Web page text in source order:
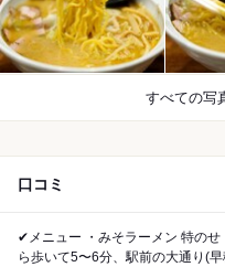
すべての写
口コミ
✔メニュー ・みそラーメン 特のせ：1,400円 ✔店 高田馬場駅 早稲田口か
ら歩いて5〜6分、駅前の大通り(早